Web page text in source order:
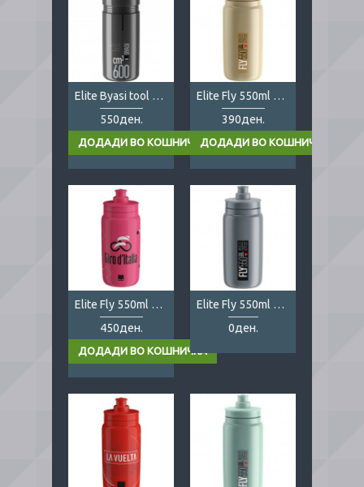
Elite Byasi tool case 600cm3
550ден.
Elite Fly 550ml cream
390ден.
Elite Fly 550ml Giro d'Italia
450ден.
Elite Fly 550ml grey
0ден.